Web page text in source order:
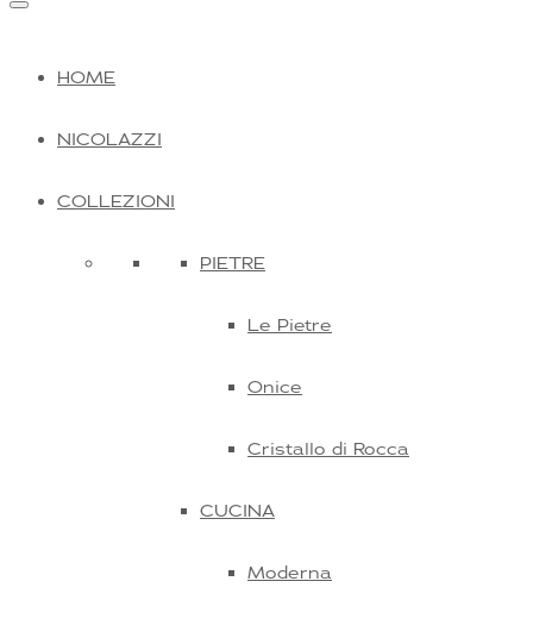
HOME
NICOLAZZI
COLLEZIONI
PIETRE
Le Pietre
Onice
Cristallo di Rocca
CUCINA
Moderna